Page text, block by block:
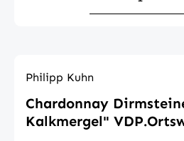
Philipp Kuhn
Chardonnay
Kalkmergel"